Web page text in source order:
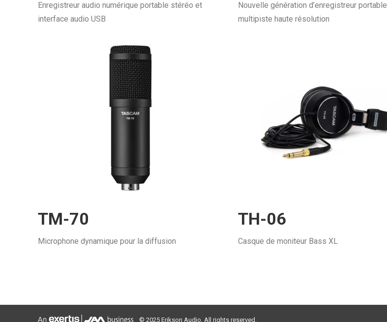
Enregistreur audio numérique portable stéréo et
interface audio USB
Nouvelle génération d’enregistreur portable
multipiste haute résolution
TM-70
Microphone dynamique pour la diffusion
TH-06
Casque de moniteur Bass XL
© 2025 Erikson Audio. All rights reserved.